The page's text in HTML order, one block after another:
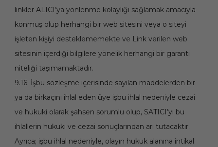
linkler ALICI’ya yönlenme kolaylığı sağlamak amacıyla
konmuş olup herhangi bir web sitesini veya o siteyi
işleten kişiyi desteklememekte ve Link verilen web
sitesinin içerdiği bilgilere yönelik herhangi bir garanti
niteliği taşımamaktadır.
9.16. İşbu sözleşme içerisinde sayılan maddelerden bir
ya da birkaçını ihlal eden üye işbu ihlal nedeniyle cezai
ve hukuki olarak şahsen sorumlu olup, SATICI’yı bu
ihlallerin hukuki ve cezai sonuçlarından ari tutacaktır.
Ayrıca; işbu ihlal nedeniyle, olayın hukuk alanına intikal